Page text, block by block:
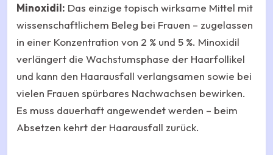
Minoxidil: Das einzige topisch wirksame Mittel mit
wissenschaftlichem Beleg bei Frauen – zugelassen
in einer Konzentration von 2 % und 5 %. Minoxidil
verlängert die Wachstumsphase der Haarfollikel
und kann den Haarausfall verlangsamen sowie bei
vielen Frauen spürbares Nachwachsen bewirken.
Es muss dauerhaft angewendet werden – beim
Absetzen kehrt der Haarausfall zurück.